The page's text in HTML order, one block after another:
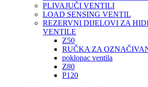
PLIVAJUČI VENTILI
LOAD SENSING VENTIL
REZERVNI DIJELOVI ZA
VENTILE
Z50
RUČKA ZA
poklopac ventila
Z80
P120